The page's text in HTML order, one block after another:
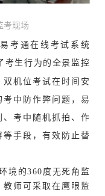
考现场
易考通在线考试系统
考生行为的 全景监控
机位考试在时间安
中防作弊问题，易
、考中随机抓拍、作
等手段，有效防止替
境的360度无死角监
师可采取在鹰眼监